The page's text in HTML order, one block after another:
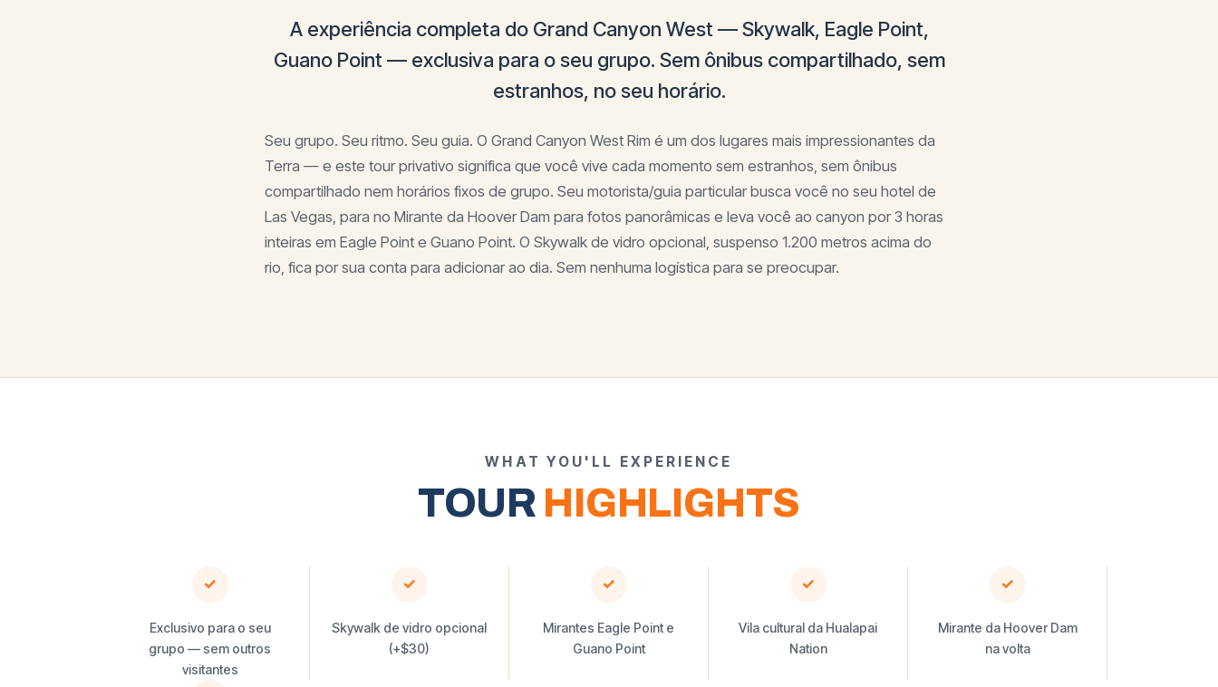
A experiência completa do Grand Canyon West — Skywalk, Eagle Point,
Guano Point — exclusiva para o seu grupo. Sem ônibus compartilhado, sem
estranhos, no seu horário.
Seu grupo. Seu ritmo. Seu guia. O Grand Canyon West Rim é um dos lugares mais impressionantes da
Terra — e este tour privativo significa que você vive cada momento sem estranhos, sem ônibus
compartilhado nem horários fixos de grupo. Seu motorista/guia particular busca você no seu hotel de
Las Vegas, para no Mirante da Hoover Dam para fotos panorâmicas e leva você ao canyon por 3 horas
inteiras em Eagle Point e Guano Point. O Skywalk de vidro opcional, suspenso 1.200 metros acima do
rio, fica por sua conta para adicionar ao dia. Sem nenhuma logística para se preocupar.
WHAT YOU'LL EXPERIENCE
TOUR HIGHLIGHTS
✓
Exclusivo para o seu
grupo — sem outros
visitantes
✓
Skywalk de vidro opcional
(+$30)
✓
Mirantes Eagle Point e
Guano Point
✓
Vila cultural da Hualapai
Nation
✓
Mirante da Hoover Dam
na volta